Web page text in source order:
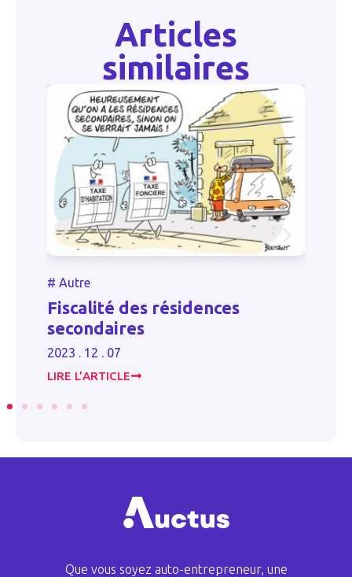
Articles
similaires
# Autre
Fiscalité des résidences
secondaires
2023 . 12 . 07
LIRE L’ARTICLE
Que vous soyez auto-entrepreneur, une